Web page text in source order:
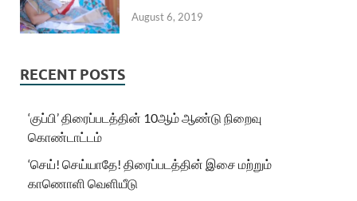
August 6, 2019
RECENT POSTS
‘குப்பி’ திரைப்படத்தின் 10ஆம் ஆண்டு நிறைவு
கொண்டாட்டம்
‘செய்! செய்யாதே! திரைப்படத்தின் இசை மற்றும்
காணொளி வெளியீடு